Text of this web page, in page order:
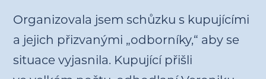
Organizovala jsem schůzku s kupujícími
a jejich přizvanými „odborníky,“ aby se
situace vyjasnila. Kupující přišli